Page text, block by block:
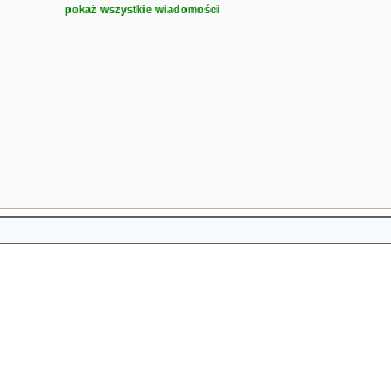
pokaż wszystkie wiadomości